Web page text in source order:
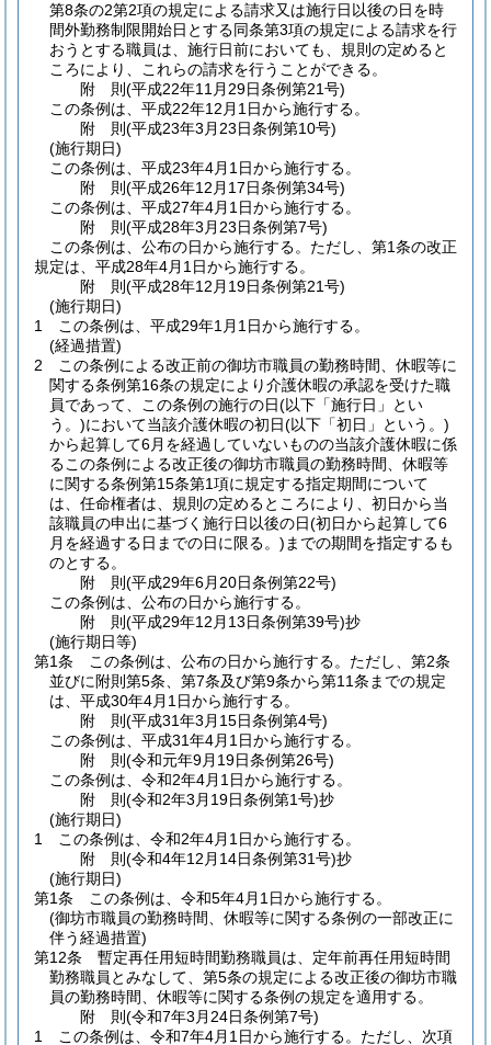
第8条の2第2項の規定による請求又は施行日以後の日を時
間外勤務制限開始日とする同条第3項の規定による請求を行
おうとする職員は、施行日前においても、規則の定めると
ころにより、これらの請求を行うことができる。
附 則(平成22年11月29日条例第21号)
この条例は、平成22年12月1日から施行する。
附 則(平成23年3月23日条例第10号)
(施行期日)
この条例は、平成23年4月1日から施行する。
附 則(平成26年12月17日条例第34号)
この条例は、平成27年4月1日から施行する。
附 則(平成28年3月23日条例第7号)
この条例は、公布の日から施行する。 ただし、第1条の改正
規定は、平成28年4月1日から施行する。
附 則(平成28年12月19日条例第21号)
(施行期日)
1
この条例は、平成29年1月1日から施行する。
(経過措置)
2
この条例による改正前の御坊市職員の勤務時間、休暇等に
関する条例第16条の規定により介護休暇の承認を受けた職
員であって、この条例の施行の日(以下「施行日」とい
う。)において当該介護休暇の初日(以下「初日」という。)
から起算して6月を経過していないものの当該介護休暇に係
るこの条例による改正後の御坊市職員の勤務時間、休暇等
に関する条例第15条第1項に規定する指定期間について
は、任命権者は、規則の定めるところにより、初日から当
該職員の申出に基づく施行日以後の日(初日から起算して6
月を経過する日までの日に限る。) までの期間を指定するも
のとする。
附 則(平成29年6月20日条例第22号)
この条例は、公布の日から施行する。
附 則(平成29年12月13日条例第39号)抄
(施行期日等)
第1条
この条例は、公布の日から施行する。 ただし、第2条
並びに附則第5条、第7条及び第9条から第11条までの規定
は、平成30年4月1日から施行する。
附 則(平成31年3月15日条例第4号)
この条例は、平成31年4月1日から施行する。
附 則(令和元年9月19日条例第26号)
この条例は、令和2年4月1日から施行する。
附 則(令和2年3月19日条例第1号)抄
(施行期日)
1
この条例は、令和2年4月1日から施行する。
附 則(令和4年12月14日条例第31号)抄
(施行期日)
第1条
この条例は、令和5年4月1日から施行する。
(御坊市職員の勤務時間、休暇等に関する条例の一部改正に
伴う経過措置)
第12条
暫定再任用短時間勤務職員は、定年前再任用短時間
勤務職員とみなして、第5条の規定による改正後の御坊市職
員の勤務時間、休暇等に関する条例の規定を適用する。
附 則(令和7年3月24日条例第7号)
1
この条例は、令和7年4月1日から施行する。 ただし、次項